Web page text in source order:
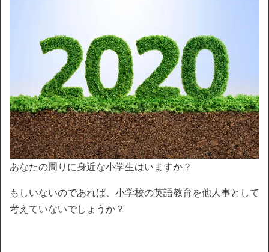
あなたの周りに身近な小学生はいますか？
もしいないのであれば、小学校の英語教育を他人事として
考えていないでしょうか？